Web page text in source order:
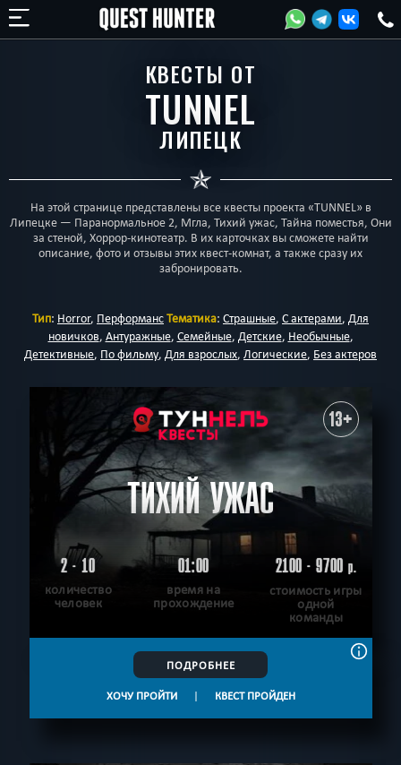
КВЕСТЫ ОТ
TUNNEL
ЛИПЕЦК
На этой странице представлены все квесты проекта «TUNNEL» в
Липецке — Паранормальное 2, Мгла, Тихий ужас, Тайна поместья, Они
за стеной, Хоррор-кинотеатр. В их карточках вы сможете найти
описание, фото и отзывы этих квест-комнат, а также сразу их
забронировать.
Тип: Horror, ПерформансТематика: Страшные, С актерами, Для
новичков, Антуражные, Семейные, Детские, Необычные,
Детективные, По фильму, Для взрослых, Логические, Без актеров
13+
ТИХИЙ УЖАС
2 - 10
количество
человек
01:00
время на
прохождение
2100 - 9700р.
стоимость игры
одной
команды
ПОДРОБНЕЕ
ХОЧУ ПРОЙТИ | КВЕСТ ПРОЙДЕН